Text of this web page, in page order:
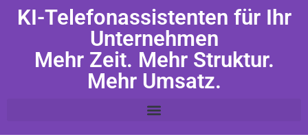
KI-Telefonassistenten für Ihr
Unternehmen
Mehr Zeit. Mehr Struktur.
Mehr Umsatz.